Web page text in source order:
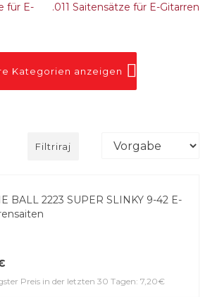
für E-
.011 Saitensätze für E-Gitarren
Kategorien anzeigen
Filtriraj
BALL 2223 SUPER SLINKY 9-42 E-
Preis in der letzten 30 Tagen: 7,20€